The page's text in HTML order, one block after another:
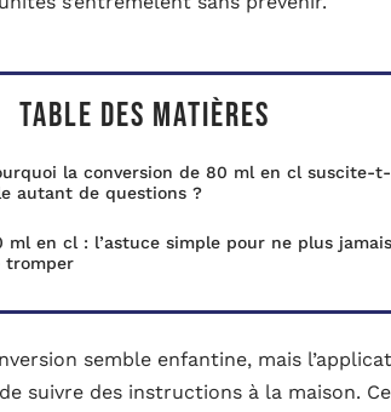
Table des matières
la conversion de 80 ml en cl suscite-t-
autant de questions ?
ml en cl : l’astuce simple pour ne plus jamais
tromper
semble enfantine, mais
de suivre des instructions à la maison.